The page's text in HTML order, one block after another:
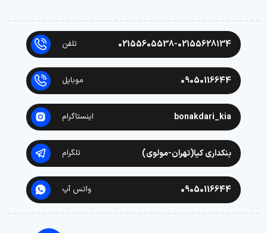
02155605538-02155628134 تلفن
09050116644 موبایل
bonakdari_kia اینستاگرام
بنکداری کیا(تهران-مولوی) تلگرام
09050116644 واتس آپ